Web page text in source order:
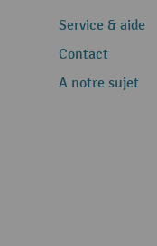
Service & aide
Contact
A notre sujet